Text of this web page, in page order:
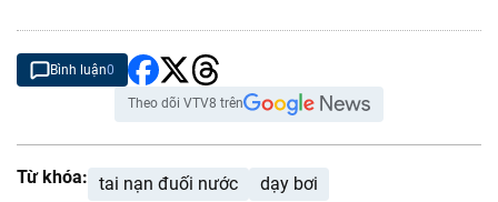
Bình luận0
Theo dõi VTV8 trên
Từ khóa: tai nạn đuối nước dạy bơi